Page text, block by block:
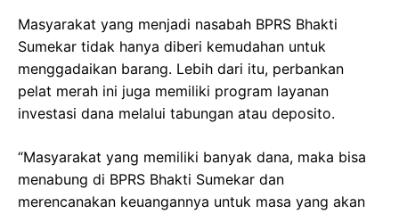
Masyarakat yang menjadi nasabah BPRS Bhakti
Sumekar tidak hanya diberi kemudahan untuk
menggadaikan barang. Lebih dari itu, perbankan
pelat merah ini juga memiliki program layanan
investasi dana melalui tabungan atau deposito.
“Masyarakat yang memiliki banyak dana, maka bisa
menabung di BPRS Bhakti Sumekar dan
merencanakan keuangannya untuk masa yang akan